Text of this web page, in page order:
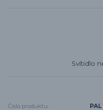
Svítidlo
Číslo produktu: